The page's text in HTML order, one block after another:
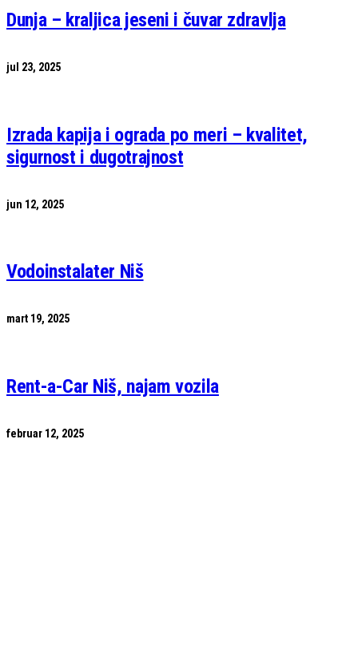
Dunja – kraljica jeseni i čuvar zdravlja
jul 23, 2025
Izrada kapija i ograda po meri – kvalitet,
sigurnost i dugotrajnost
jun 12, 2025
Vodoinstalater Niš
mart 19, 2025
Rent-a-Car Niš, najam vozila
februar 12, 2025